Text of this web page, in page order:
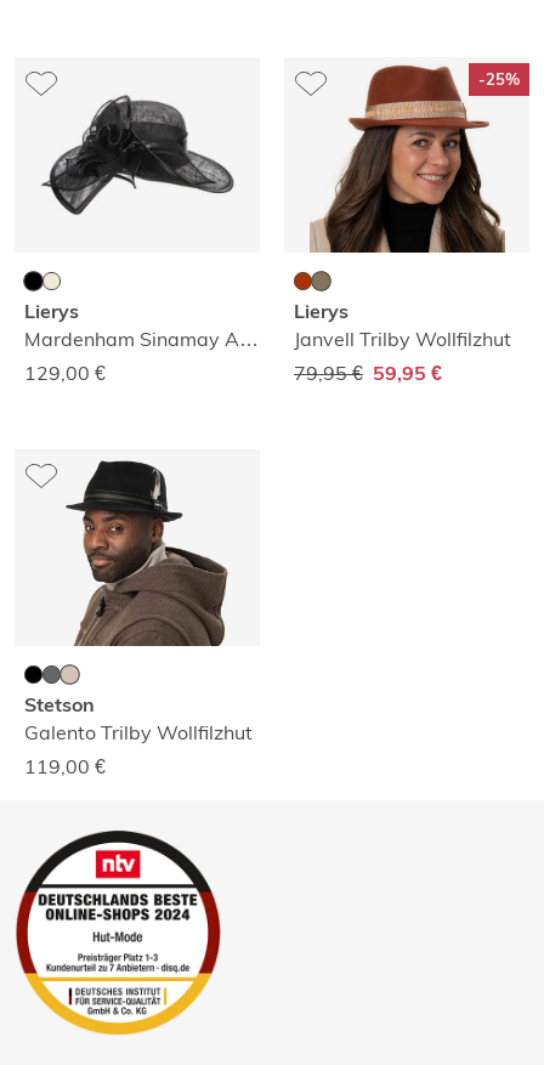
Lierys
Mardenham Sinamay Anlasshut
129,00 €
-25%
Lierys
Janvell Trilby Wollfilzhut
79,95 € 59,95 €
Stetson
Galento Trilby Wollfilzhut
119,00 €